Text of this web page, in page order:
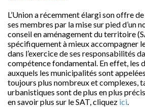
L’Union a récemment élargi son offre
ses membres par la mise sur pied d’un
conseil en aménagement du territoire
spécifiquement à mieux accompagner
dans l’exercice de ses responsabilités
compétence fondamental. En effet, les
auxquels les municipalités sont
toujours plus nombreux et complexes,
urbanistiques sont de plus en plus
en savoir plus sur le SAT, cliquez ici.